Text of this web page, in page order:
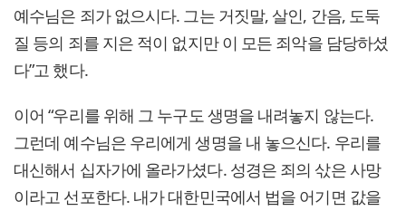
예수님은 죄가 없으시다. 그는 거짓말, 살인, 간음, 도둑
질 등의 죄를 지은 적이 없지만 이 모든 죄악을 담당하셨
다”고 했다.
이어 “우리를 위해 그 누구도 생명을 내려놓지 않는다.
그런데 예수님은 우리에게 생명을 내 놓으신다. 우리를
대신해서 십자가에 올라가셨다. 성경은 죄의 삯은 사망
이라고 선포한다. 내가 대한민국에서 법을 어기면 값을